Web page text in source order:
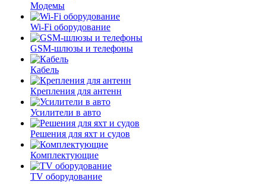
Модемы
Wi-Fi оборудование
GSM-шлюзы и телефоны
Кабель
Крепления для антенн
Усилители в авто
Решения для яхт и судов
Комплектующие
TV оборудование